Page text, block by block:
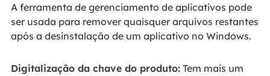
A ferramenta de gerenciamento de aplicativos pode
ser usada para remover quaisquer arquivos restantes
após a desinstalação de um aplicativo no Windows.
Digitalização da chave do produto:Tem mais um